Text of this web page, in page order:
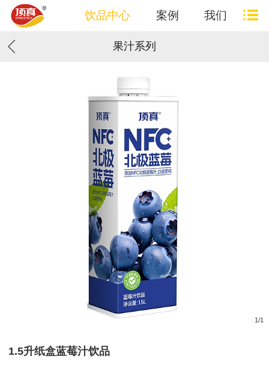
饮品中心 案例 我们
果汁系列
1/1
1.5升纸盒蓝莓汁饮品